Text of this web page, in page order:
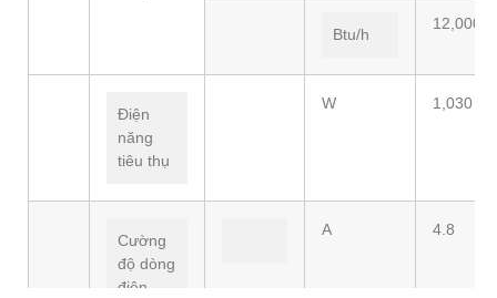
Btu/h
12,000
Điện
năng
tiêu thụ
W 1,030
Cường
độ dòng
điện
A 4.8